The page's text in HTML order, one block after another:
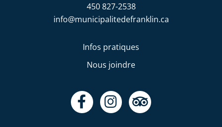
450 827-2538
info@municipalitedefranklin.ca
F
a
I
n
T
r
Infos pratiques
Nous joindre